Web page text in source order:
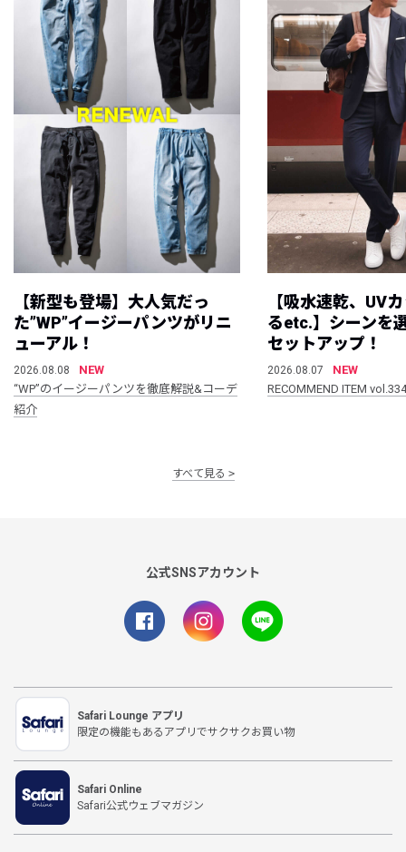
【新型も登場】大人気だっ
た”WP”イージーパンツがリニ
ューアル！
2026.08.08
NEW
“WP”のイージーパンツを徹底解説&コーデ
紹介
【吸水速乾、UV
るetc.】シーンを
セットアップ！
2026.08.07
NEW
RECOMMEND ITEM vol.334
すべて見る
公式SNSアカウント
Safari Lounge アプリ
限定の機能もあるアプリでサクサクお買い物
Safari Online
Safari公式ウェブマガジン